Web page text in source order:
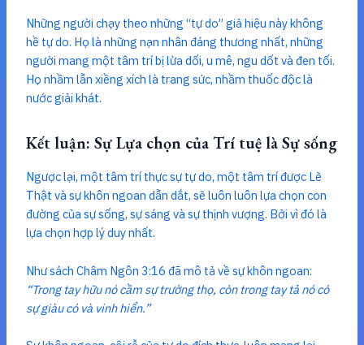
Những người chạy theo những “tự do” giả hiệu này không
hề tự do. Họ là những nạn nhân đáng thương nhất, những
người mang một tâm trí bị lừa dối, u mê, ngu dốt và đen tối.
Họ nhầm lẫn xiềng xích là trang sức, nhầm thuốc độc là
nước giải khát.
Kết luận: Sự Lựa chọn của Trí tuệ là Sự sống
Ngược lại, một tâm trí thực sự tự do, một tâm trí được Lẽ
Thật và sự khôn ngoan dẫn dắt, sẽ luôn luôn lựa chọn con
đường của sự sống, sự sáng và sự thịnh vượng. Bởi vì đó là
lựa chọn hợp lý duy nhất.
Như sách Châm Ngôn 3:16 đã mô tả về sự khôn ngoan:
“Trong tay hữu nó cầm sự trường thọ, còn trong tay tả nó có
sự giàu có và vinh hiển.”